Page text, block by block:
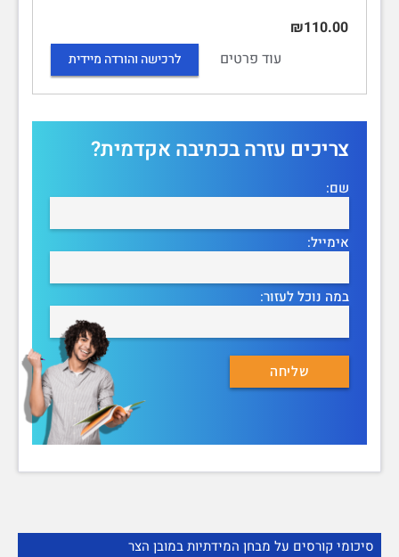
סיכומי קורסים על מבחן המידתיות במובן הצר
₪110.00
עוד פרטים
לרכישה והורדה מיידית
צריכים עזרה בכתיבה אקדמית?
שם:
אימייל:
במה נוכל לעזור: